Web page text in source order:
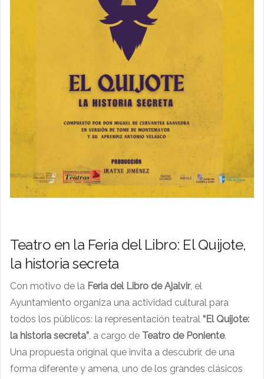
Teatro en la Feria del Libro: El Quijote,
la historia secreta
Con motivo de la Feria del Libro de Ajalvir, el
Ayuntamiento organiza una actividad cultural para
todos los públicos: la representación teatral “El Quijote:
la historia secreta”, a cargo de Teatro de Poniente.
Una propuesta original que invita a descubrir, de una
forma diferente y amena, uno de los grandes clásicos